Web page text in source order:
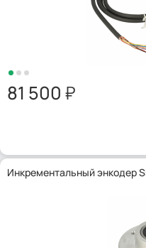
81 500
Инкрементальный энкодер